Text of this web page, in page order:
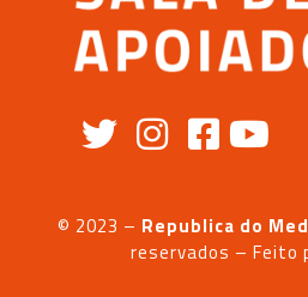
© 2023 – Republica do
reservados – Feito